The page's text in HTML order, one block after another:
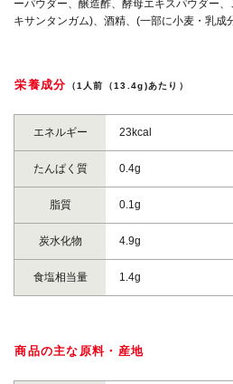
ーパウダー、醸造酢、酵母エキスパウダー、
キサンタンガム)、酒精、(一部に小麦・乳成
栄養成分 （1人前（13.4g)あたり）
エネルギー 23kcal
たんぱく質 0.4g
脂質 0.1g
炭水化物 4.9g
食塩相当量 1.4g
商品の主な原料・産地